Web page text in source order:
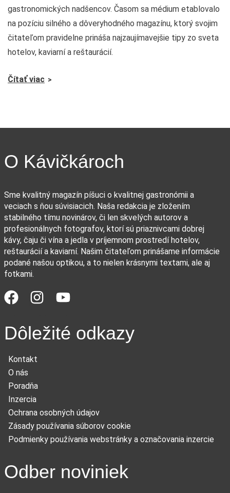
gastronomických nadšencov. Časom sa médium etablovalo
na pozíciu silného a dôveryhodného magazínu, ktorý svojim
čitateľom pravidelne prináša najzaujímavejšie tipy zo sveta
hotelov, kaviarní a reštaurácií.
Čítať viac
O Kávičkároch
Sme kvalitný magazín píšuci o kvalitnej gastronómii a
veciach s ňou súvisiacich. Naša redakcia je zložením
stabilného tímu novinárov, či len skvelých autorov a
profesionálnych fotografov, ktorí sú priaznivcami dobrej
kávy, čaju či vína a jedla v príjemnom prostredí hotelov,
reštaurácií a kaviarní. Našim čitateľom prinášame informácie
podané našou optikou, a to nielen krásnymi textami, ale aj
fotkami.
Dôležité odkazy
Kontakt
O nás
Poradňa
Inzercia
Ochrana osobných údajov
Zásady používania súborov cookie
Podmienky používania webstránky a označovania inzercie
Odber noviniek